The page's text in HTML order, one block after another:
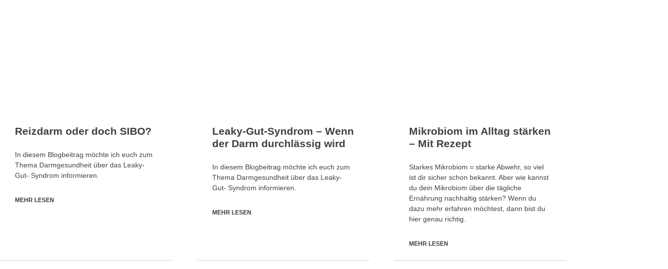
Reizdarm oder doch SIBO?
In diesem Blogbeitrag möchte ich euch zum
Thema Darmgesundheit über das Leaky-
Gut- Syndrom informieren.
MEHR LESEN
Leaky-Gut-Syndrom – Wenn
der Darm durchlässig wird
In diesem Blogbeitrag möchte ich euch zum
Thema Darmgesundheit über das Leaky-
Gut- Syndrom informieren.
MEHR LESEN
Mikrobiom im Alltag stärken
– Mit Rezept
Starkes Mikrobiom = starke Abwehr, so viel
ist dir sicher schon bekannt. Aber wie kannst
du dein Mikrobiom über die tägliche
Ernährung nachhaltig stärken? Wenn du
dazu mehr erfahren möchtest, dann bist du
hier genau richtig.
MEHR LESEN